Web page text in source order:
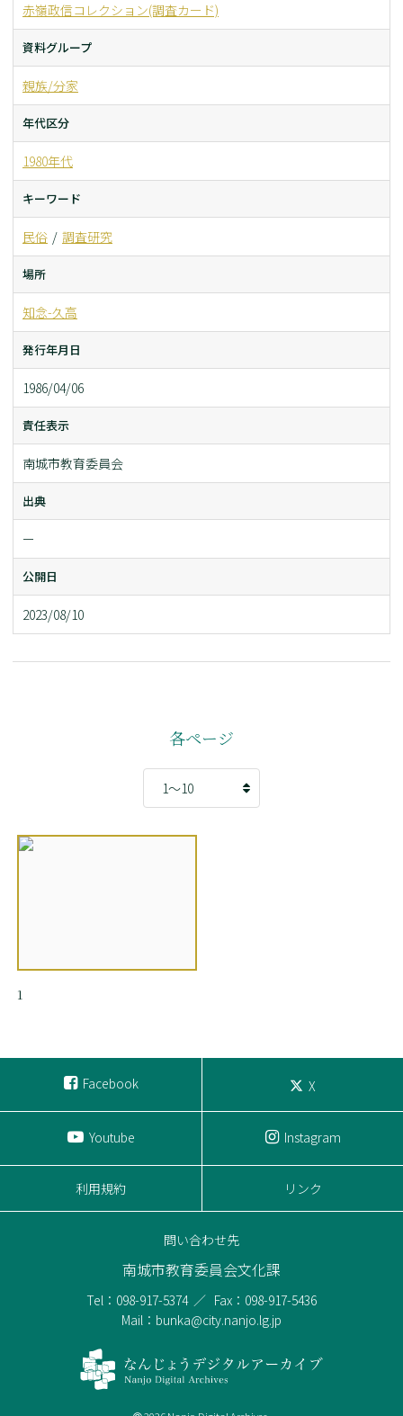
赤嶺政信コレクション(調査カード)
資料グループ
親族/分家
年代区分
1980年代
キーワード
民俗 調査研究
場所
知念-久高
発行年月日
1986/04/06
責任表示
南城市教育委員会
出典
ー
公開日
2023/08/10
各ページ
1
Facebook X
Youtube Instagram
利用規約 リンク
問い合わせ先
南城市教育委員会文化課
Tel：098-917-5374
Fax：098-917-5436
Mail：bunka@city.nanjo.lg.jp